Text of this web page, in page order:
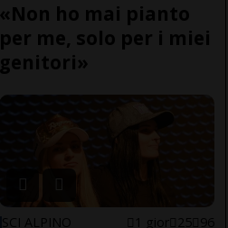
«Non ho mai pianto
per me, solo per i miei
genitori»
SCI ALPINO 1 gior 25 96